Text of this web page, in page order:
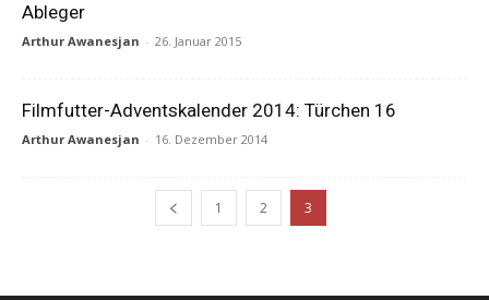
Ableger
Arthur Awanesjan - 26. Januar 2015
Filmfutter-Adventskalender 2014: Türchen 16
Arthur Awanesjan - 16. Dezember 2014
1 2 3